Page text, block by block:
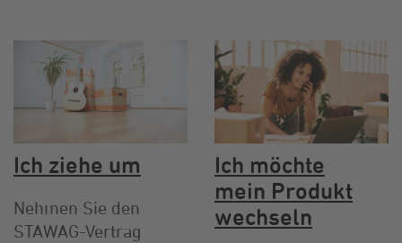
Ich ziehe um
Nehmen Sie den
STAWAG-Vertrag
Ich möchte
mein Produkt
wechseln